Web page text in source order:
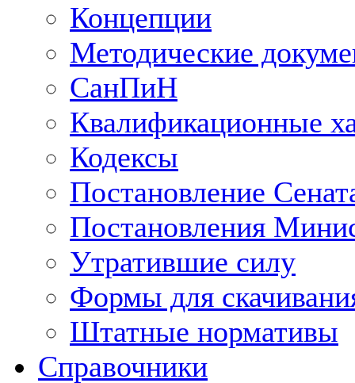
Концепции
Методические
СанПиН
Квалификационные
Кодексы
Постановление
Постановления
Утратившие силу
Формы для
Штатные нормативы
Справочники